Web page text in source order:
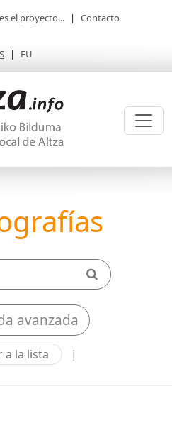
el proyecto... | Contacto
| EU
avanzada
a la lista |